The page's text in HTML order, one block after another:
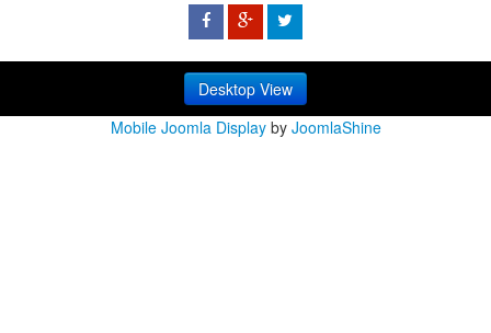
Desktop View
Mobile Joomla Displayby JoomlaShine